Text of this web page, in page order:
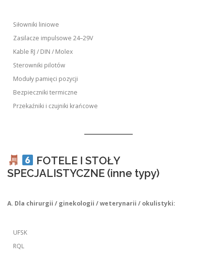
Siłowniki liniowe
Zasilacze impulsowe 24–29V
Kable RJ / DIN / Molex
Sterowniki pilotów
Moduły pamięci pozycji
Bezpieczniki termiczne
Przekaźniki i czujniki krańcowe
FOTELE I STOŁY
SPECJALISTYCZNE (inne typy)
A. Dla chirurgii / ginekologii / weterynarii / okulistyki:
UFSK
RQL